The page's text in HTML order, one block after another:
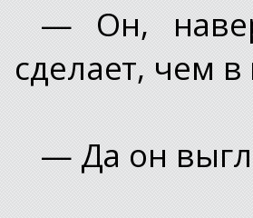
— Он,
сделает, чем
— Да он